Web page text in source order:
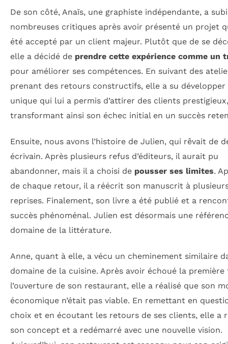
De son côté, Anaïs, une graphiste indépendante, a
nombreuses critiques après avoir présenté un projet
été accepté par un client majeur. Plutôt que de se
elle a décidé de prendre cette expérience comme un
pour améliorer ses compétences. En suivant des
prenant des retours constructifs, elle a su développer
unique qui lui a permis d’attirer des clients prestigieux,
transformant ainsi son échec initial en un succès
Ensuite, nous avons l’histoire de Julien, qui rêvait de
écrivain. Après plusieurs refus d’éditeurs, il aurait pu
abandonner, mais il a choisi de pousser ses limites.
de chaque retour, il a réécrit son manuscrit à
reprises. Finalement, son livre a été publié et a
succès phénoménal. Julien est désormais une
domaine de la littérature.
Anne, quant à elle, a vécu un cheminement similaire
domaine de la cuisine. Après avoir échoué la première
l’ouverture de son restaurant, elle a réalisé que son
économique n’était pas viable. En remettant en
choix et en écoutant les retours de ses clients, elle a
son concept et a redémarré avec une nouvelle vision.